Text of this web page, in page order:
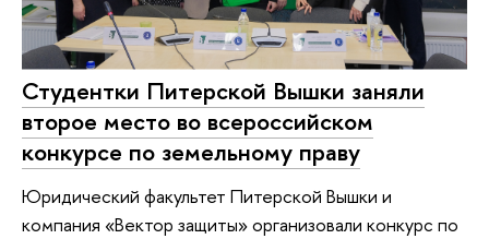
Студентки Питерской Вышки заняли
второе место во всероссийском
конкурсе по земельному праву
Юридический факультет Питерской Вышки и
компания «Вектор защиты» организовали конкурс по